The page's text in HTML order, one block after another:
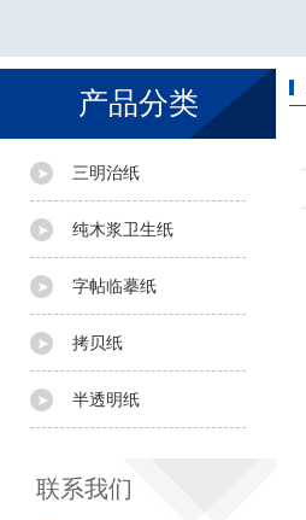
产品分类
三明治纸
纯木浆卫生纸
字帖临摹纸
拷贝纸
半透明纸
联系我们